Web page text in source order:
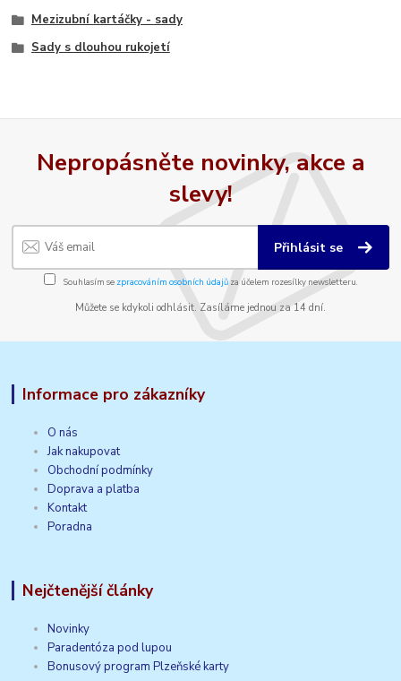
Mezizubní kartáčky - sady
Sady s dlouhou rukojetí
Nepropásněte novinky, akce a
slevy!
Přihlásit se
Souhlasím se zpracováním osobních údajůza účelem rozesílky newsletteru.
Můžete se kdykoli odhlásit. Zasíláme jednou za 14 dní.
Informace pro zákazníky
O nás
Jak nakupovat
Obchodní podmínky
Doprava a platba
Kontakt
Poradna
Nejčtenější články
Novinky
Paradentóza pod lupou
Bonusový program Plzeňské karty